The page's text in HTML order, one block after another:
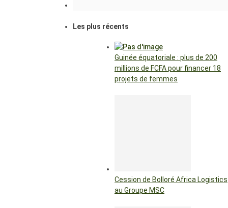
Les plus récents
Guinée équatoriale : plus de 200
millions de FCFA pour financer 18
projets de femmes
Cession de Bolloré Africa Logistics
au Groupe MSC